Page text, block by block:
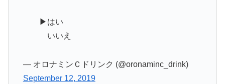
▶はい
いいえ
— オロナミンＣドリンク (@oronaminc_drink)
September 12, 2019